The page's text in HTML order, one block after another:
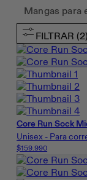
Mangas para
FILTRAR (2)
Core Run Sock
Unisex - Para
$159.990